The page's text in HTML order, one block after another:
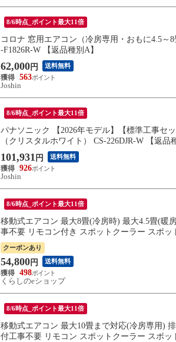
8/6時点_ポイント最大11倍
コロナ 窓用エアコン（冷房専用・おもに4.5～
-F1826R-W 【返品種別A】
62,000 円 送料無料
563
Joshin
8/6時点_ポイント最大11倍
パナソニック 【2026年モデル】【標準工事セ
（クリスタルホワイト） CS-226DJR-W 【返品
101,931 円 送料無料
926
Joshin
8/6時点_ポイント最大11倍
移動式エアコン 最大8畳(冷房時) 最大4.5畳(暖
事不要 リモコン付き スポットクーラー スポ
クーポンあり
54,800 円 送料無料
498
くらしのeショップ
8/6時点_ポイント最大11倍
移動式エアコン 最大10畳まで対応(冷房専用)
付工事不要 リモコン スポットクーラー スポ